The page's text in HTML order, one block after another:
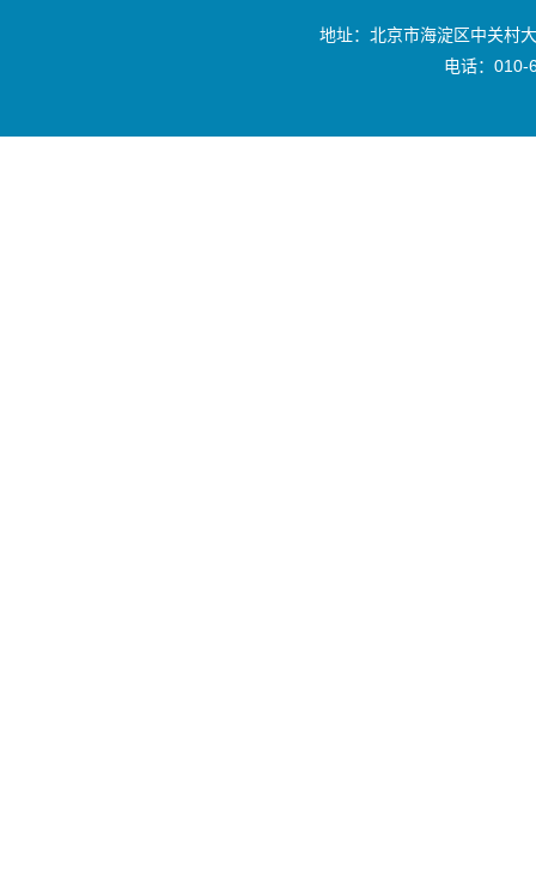
地址：北京市海淀区中关村
电话：